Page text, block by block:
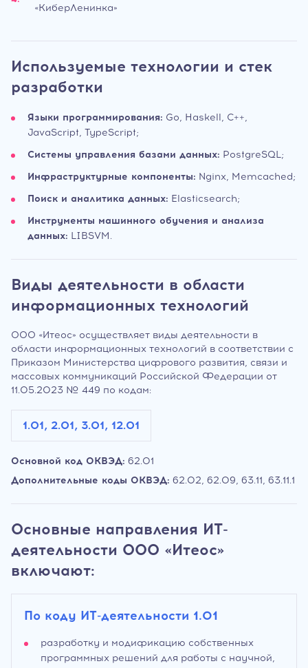
«КиберЛенинка»
Используемые технологии и стек
разработки
Языки программирования: Go, Haskell, C++,
JavaScript, TypeScript;
Системы управления базами данных: PostgreSQL;
Инфраструктурные компоненты: Nginx, Memcached;
Поиск и аналитика данных: Elasticsearch;
Инструменты машинного обучения и анализа
данных: LIBSVM.
Виды деятельности в области
информационных технологий
ООО «Итеос» осуществляет виды деятельности в
области информационных технологий в соответствии с
Приказом Министерства цифрового развития, связи и
массовых коммуникаций Российской Федерации от
11.05.2023 № 449 по кодам:
1.01, 2.01, 3.01, 12.01
Основной код ОКВЭД: 62.01
Дополнительные коды ОКВЭД: 62.02, 62.09, 63.11, 63.11.1
Основные направления ИТ-
деятельности ООО «Итеос»
включают:
По коду ИТ-деятельности 1.01
разработку и модификацию собственных
программных решений для работы с научной,